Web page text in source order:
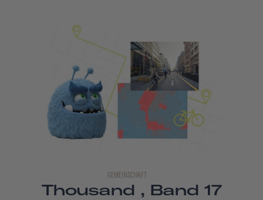
GEMEINSCHAFT
Thousand , Band 17